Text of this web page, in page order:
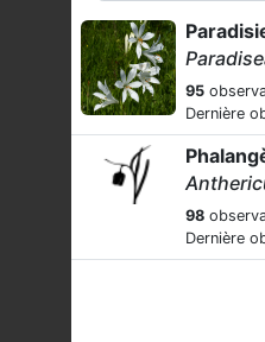
95
Dernière
98
Dernière